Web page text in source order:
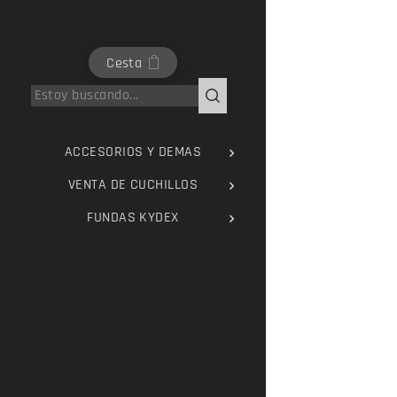
Cesta
ACCESORIOS Y DEMAS
VENTA DE CUCHILLOS
FUNDAS KYDEX